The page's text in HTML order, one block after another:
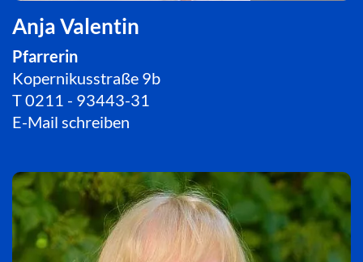
Anja Valentin
Pfarrerin
Kopernikusstraße 9b
T0211 - 93443-31
E-Mail schreiben